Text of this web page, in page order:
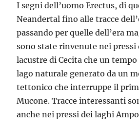
I segni dell’uomo Erectus, di
Neandertal fino alle tracce
passando per quelle dell’era
sono state rinvenute nei pressi
lacustre di Cecita che un
lago naturale generato da un
tettonico che interruppe il
Mucone. Tracce interessanti
anche nei pressi dei laghi